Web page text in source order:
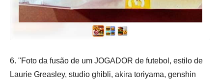
6. "Foto da fusão de um JOGADOR de futebol, estilo de
Laurie Greasley, studio ghibli, akira toriyama, genshin